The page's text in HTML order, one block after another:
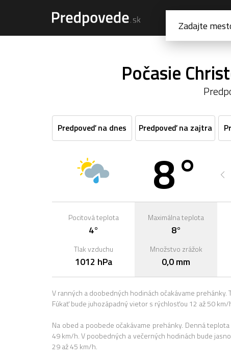
Počasie
Predpoveď na dnes Predpoveď na zajtra
8°
Pocitová teplota
4°
Tlak vzduchu
1012 hPa
Maximálna teplota
8°
Množstvo zrážok
0,0 mm
V ranných a doobedných hodinách očakávame
Fúkať bude juhozápadný vietor s rýchlosťou 12 až 50 km/
Na obed a poobede očakávame prehánky. Denná
49 km/h. V poobedných a večerných hodinách bude
29 až 45 km/h.